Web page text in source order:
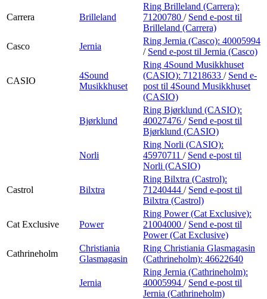
Carrera Brilleland
Ring Brilleland (Carrera):
71200780 / Send e-post til
Brilleland (Carrera)
Casco
Jernia
Ring Jernia (Casco): 40005994
/ Send e-post til Jernia (Casco)
CASIO
4Sound
Musikkhuset
Ring 4Sound Musikkhuset
(CASIO): 71218633 / Send e-
post til 4Sound Musikkhuset
(CASIO)
Bjørklund
Ring Bjørklund (CASIO):
40027476 / Send e-post til
Bjørklund (CASIO)
Norli
Ring Norli (CASIO):
45970711 / Send e-post til
Norli (CASIO)
Castrol Bilxtra
Ring Bilxtra (Castrol):
71240444 / Send e-post til
Bilxtra (Castrol)
Cat Exclusive Power
Ring Power (Cat Exclusive):
21004000 / Send e-post til
Power (Cat Exclusive)
Cathrineholm
Christiania
Glasmagasin
Ring Christiania Glasmagasin
(Cathrineholm): 46622640
Jernia
Ring Jernia (Cathrineholm):
40005994 / Send e-post til
Jernia (Cathrineholm)